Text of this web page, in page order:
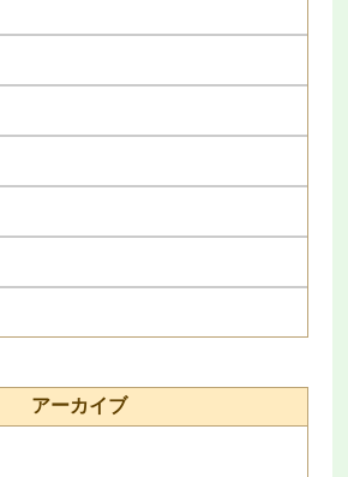
アーカイブ